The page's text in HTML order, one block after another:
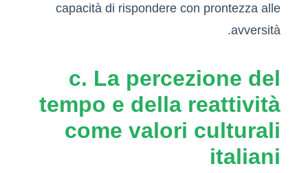
capacità di rispondere con prontezza alle
avversità.
c. La percezione del
tempo e della reattività
come valori culturali
italiani